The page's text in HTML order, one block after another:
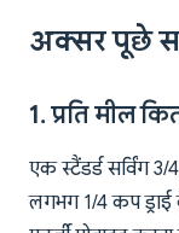
अक्सर पूछे
1. प्रति मील
एक स्टैंडर्ड सर्विंग
लगभग 1/4 कप ड्राई